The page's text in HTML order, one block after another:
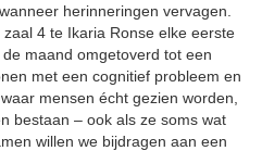
herinneringen vervagen.
4 te Ikaria Ronse elke eerste
maand omgetoverd tot een
met een cognitief probleem en
mensen écht gezien worden,
bestaan – ook als ze soms wat
willen we bijdragen aan een